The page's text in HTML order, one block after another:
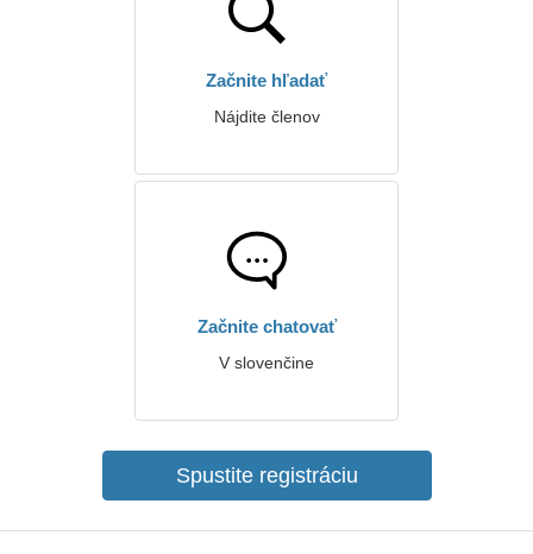
Začnite hľadať
Nájdite členov
Začnite chatovať
V slovenčine
Spustite registráciu